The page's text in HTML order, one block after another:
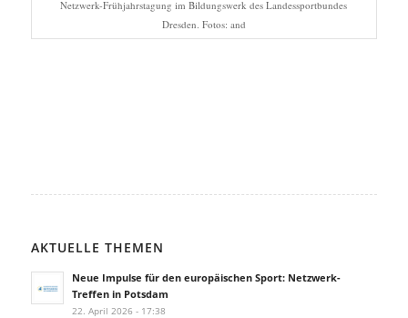
Netzwerk-Frühjahrstagung im Bildungswerk des Landessportbundes
Dresden. Fotos: and
AKTUELLE THEMEN
Neue Impulse für den europäischen Sport: Netzwerk-
Treffen in Potsdam
22. April 2026 - 17:38